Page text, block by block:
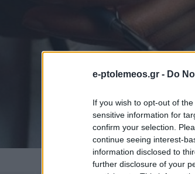
e-ptolemeos.gr - Do
If you wish to opt-out of
sensitive information for
confirm your selection.
continue seeing interest-
information disclosed to
further disclosure of your